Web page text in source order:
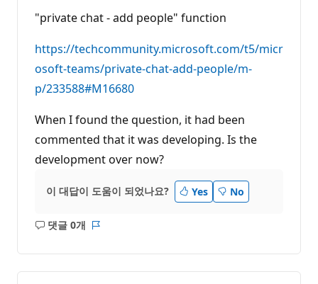
"private chat - add people" function
https://techcommunity.microsoft.com/t5/micr
osoft-teams/private-chat-add-people/m-
p/233588#M16680
When I found the question, it had been
commented that it was developing. Is the
development over now?
이 대답이 도움이 되었나요? Yes No
댓글 0개
설
음